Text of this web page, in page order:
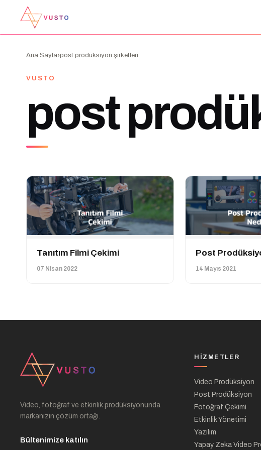
Ana Sayfa›post prodüksiyon şirketleri
VUSTO
post
Tanıtım Filmi Çekimi
07 Nisan 2022
Post
14 Mayıs 2021
Video, fotoğraf ve etkinlik prodüksiyonunda
markanızın çözüm ortağı.
Bültenimize katılın
HIZMETLER
Video Prodüksiyon
Post Prodüksiyon
Fotoğraf Çekimi
Etkinlik Yönetimi
Yazılım
Yapay Zeka Video